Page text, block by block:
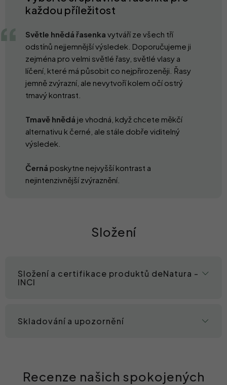
každou příležitost
Světle hnědá řasenka vytváří ze všech tří
odstínů nejjemnější výsledek. Doporučujeme ji
zejména pro velmi světlé řasy, světlé vlasy a
líčení, které má působit co nejpřirozeněji. Řasy
jemně zvýrazní, ale nevytvoří kolem očí ostrý
tmavý kontrast.
Tmavě hnědá je vhodná, když chcete měkčí
alternativu k černé, ale stále dobře viditelný
výsledek.
Černá poskytne nejvyšší kontrast a
nejintenzivnější zvýraznění.
Složení
Složení a certifikace produktů deNatura -
INCI
Skladování a upozornění
Recenze našich spokojených